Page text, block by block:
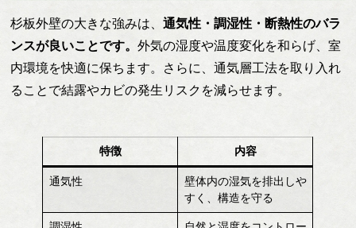
杉板外壁の大きな強みは、通気性・調湿性・断熱性のバラ
ンスが良いことです。外気の湿度や温度変化を和らげ、室
内環境を快適に保ちます。さらに、通気層工法を取り入れ
ることで結露やカビの発生リスクを減らせます。
特徴 内容
通気性
壁体内の湿気を排出しや
すく、構造を守る